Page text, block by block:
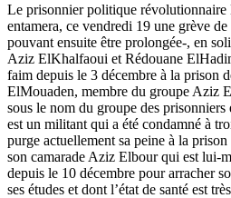
Le prisonnier politique
entamera, ce vendredi 19 une grève
pouvant ensuite être prolongée-, en
Aziz ElKhalfaoui et Rédouane
faim depuis le 3 décembre à la prison
ElMouaden, membre du groupe Aziz
sous le nom du groupe des
est un militant qui a été condamné à
purge actuellement sa peine à la
son camarade Aziz Elbour qui est lui-
depuis le 10 décembre pour arracher
ses études et dont l’état de santé est